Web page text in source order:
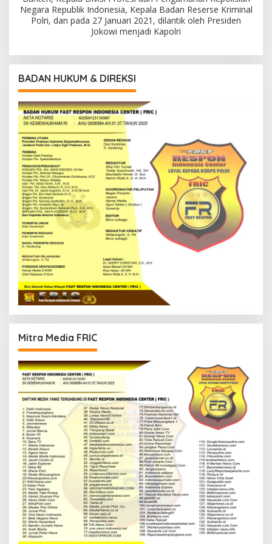
Negara Republik Indonesia, Kepala Badan Reserse Kriminal
Polri, dan pada 27 Januari 2021, dilantik oleh Presiden
Jokowi menjadi Kapolri
BADAN HUKUM & DIREKSI
Mitra Media FRIC